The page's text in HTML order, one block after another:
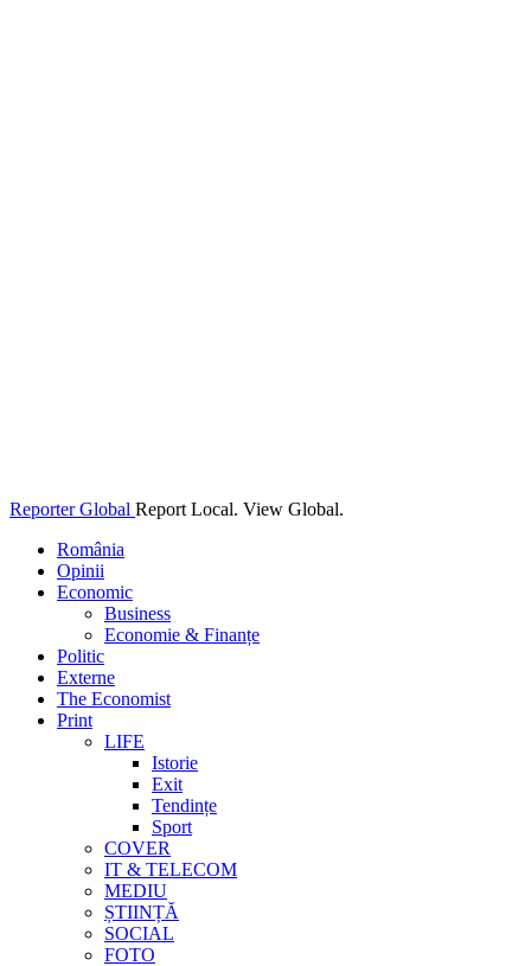
Reporter Global Report Local. View Global.
România
Opinii
Economic
Business
Economie & Finanțe
Politic
Externe
The Economist
Print
LIFE
Istorie
Exit
Tendințe
Sport
COVER
IT & TELECOM
MEDIU
ȘTIINȚĂ
SOCIAL
FOTO